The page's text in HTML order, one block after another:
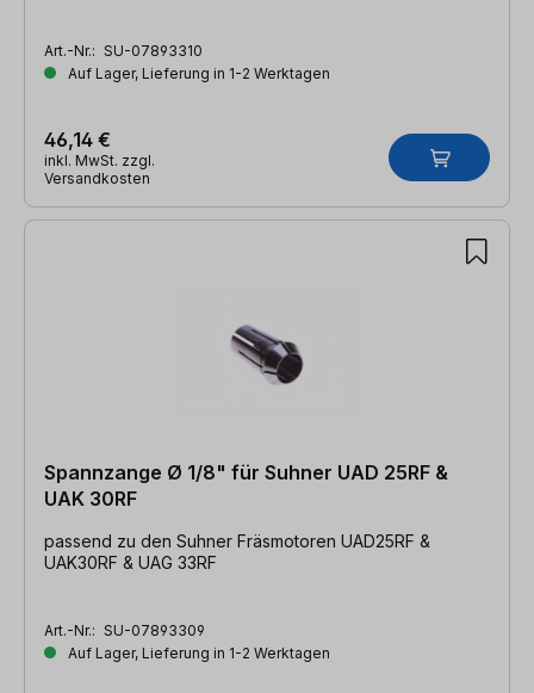
Art.-Nr.: SU-07893310
Auf Lager, Lieferung in 1-2 Werktagen
46,14 €
inkl. MwSt. zzgl.
Versandkosten
Spannzange Ø 1/8" für Suhner UAD 25RF &
UAK 30RF
passend zu den Suhner Fräsmotoren UAD25RF &
UAK30RF & UAG 33RF
Art.-Nr.: SU-07893309
Auf Lager, Lieferung in 1-2 Werktagen